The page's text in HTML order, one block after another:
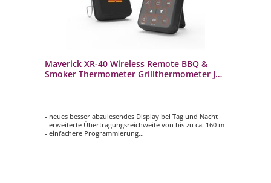
Maverick XR-40 Wireless Remote BBQ &
Smoker Thermometer Grillthermometer JS-
- neues besser abzulesendes Display bei Tag und Nacht
- erweiterte Übertragungsreichweite von bis zu ca. 160 m
- einfachere Programmierung